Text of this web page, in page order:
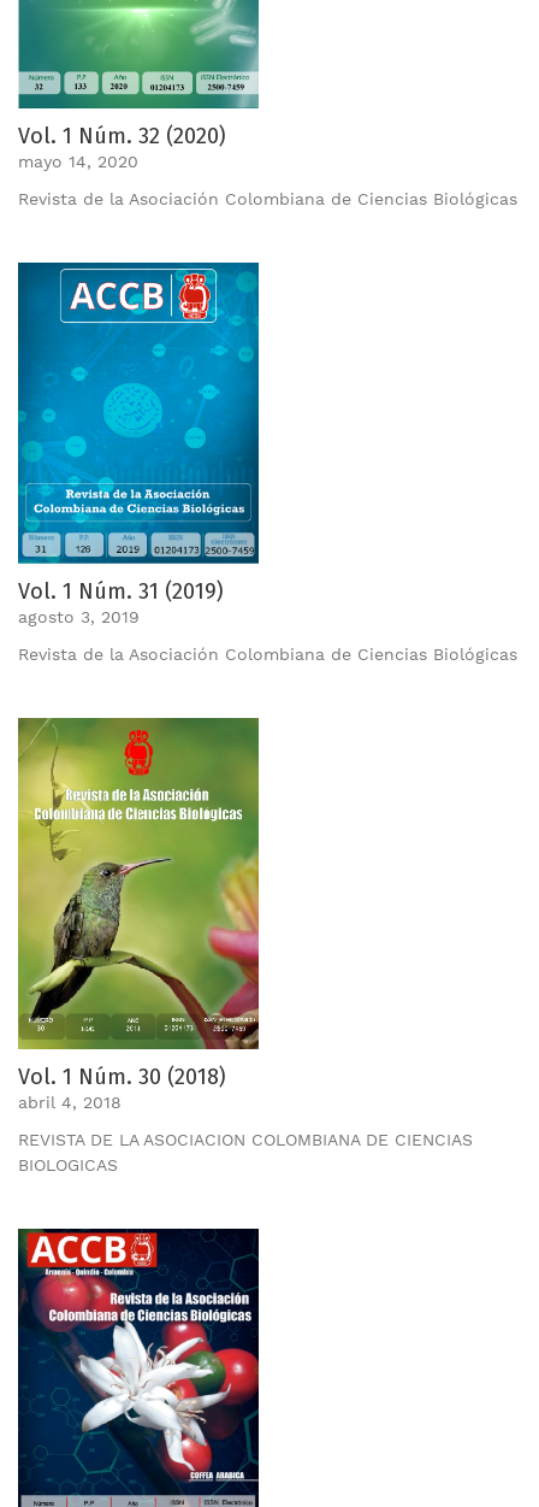
Vol. 1 Núm. 32 (2020)
mayo 14, 2020
Revista de la Asociación Colombiana de Ciencias Biológicas
Vol. 1 Núm. 31 (2019)
agosto 3, 2019
Revista de la Asociación Colombiana de Ciencias Biológicas
Vol. 1 Núm. 30 (2018)
abril 4, 2018
REVISTA DE LA ASOCIACION COLOMBIANA DE CIENCIAS
BIOLOGICAS